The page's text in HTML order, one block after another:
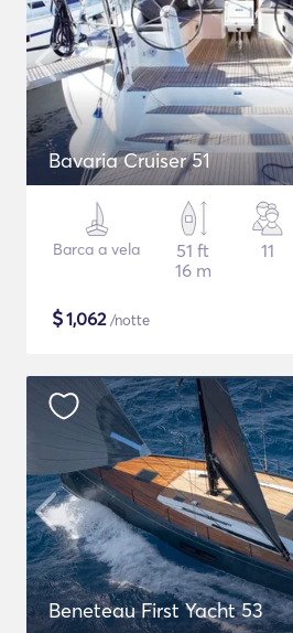
Bavaria Cruiser 51
Barca a vela
51 ft
16 m
11
$1,062/notte
Beneteau First Yacht 53